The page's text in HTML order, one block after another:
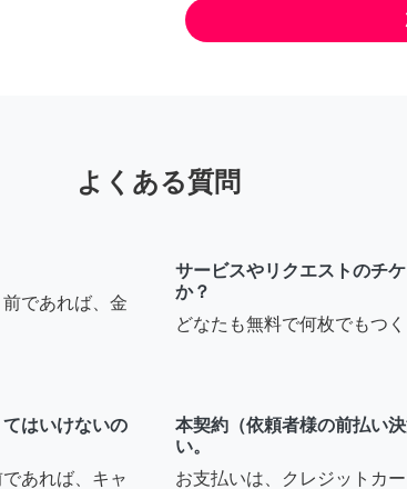
よくある質問
であれば、金
サービスやリクエストのチ
か？
どなたも無料で何枚でもつ
はいけないの
あれば、キャ
本契約（依頼者様の前払い
い。
お支払いは、クレジットカ